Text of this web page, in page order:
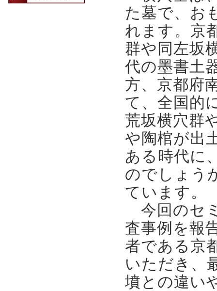
た墓で、お
れます。京
群や同左坂
代の墨書土
方、京都府
て、全国的
荒坂横穴群
や陶棺が出
ある時代に
のでしょう
ています。
今回のセ
査事例を報
者である京
いただき、
墳との違い